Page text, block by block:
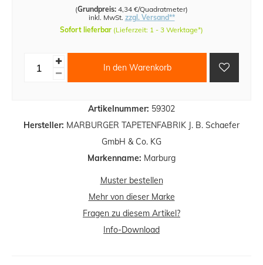
Artikelnummer: 59302
Hersteller: MARBURGER TAPETENFABRIK J. B. Schaefer
GmbH & Co. KG
Markenname: Marburg
(Grundpreis: 4,34 €/Quadratmeter)
inkl. MwSt. zzgl. Versand**
Sofort lieferbar (Lieferzeit: 1 - 3 Werktage*)
In den Warenkorb
Muster bestellen
Mehr von dieser Marke
Fragen zu diesem Artikel?
Info-Download